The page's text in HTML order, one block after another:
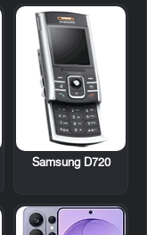
Samsung D720